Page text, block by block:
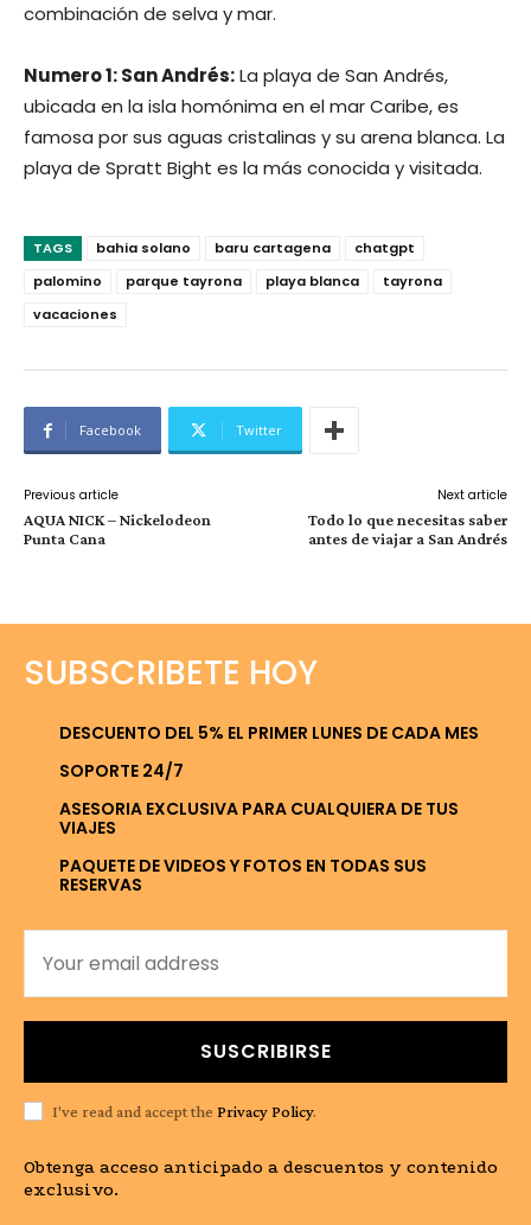
combinación de selva y mar.
Numero 1: San Andrés:La playa de San Andrés,
ubicada en la isla homónima en el mar Caribe, es
famosa por sus aguas cristalinas y su arena blanca. La
playa de Spratt Bight es la más conocida y visitada.
TAGS bahia solano baru cartagena
chatgpt
palomino
parque tayrona playa blanca
tayrona
vacaciones
Facebook Twitter
Previous article
AQUA NICK – Nickelodeon
Punta Cana
Next article
Todo lo que necesitas saber
antes de viajar a San Andrés
SUBSCRIBETE HOY
DESCUENTO DEL 5% EL PRIMER LUNES DE CADA MES
SOPORTE 24/7
ASESORIA EXCLUSIVA PARA CUALQUIERA DE TUS
VIAJES
PAQUETE DE VIDEOS Y FOTOS EN TODAS SUS
RESERVAS
SUSCRIBIRSE
I've read and accept the Privacy Policy.
Obtenga acceso anticipado a descuentos y contenido
exclusivo.